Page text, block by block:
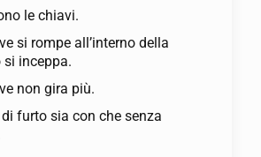
le chiavi.
si rompe all’interno della
si inceppa.
non gira più.
furto sia con che senza